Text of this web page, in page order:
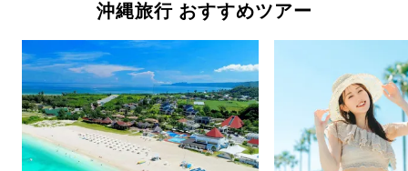
沖縄旅行 おすすめツアー